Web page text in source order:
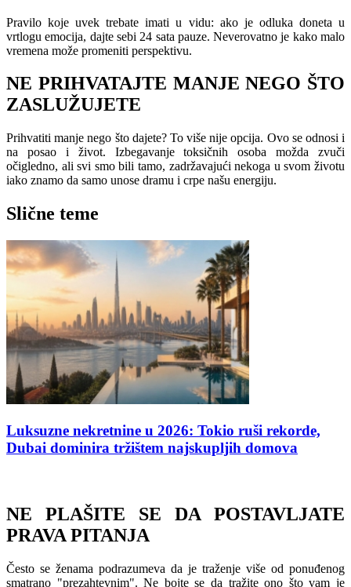
Pravilo koje uvek trebate imati u vidu: ako je odluka doneta u
vrtlogu emocija, dajte sebi 24 sata pauze. Neverovatno je kako malo
vremena može promeniti perspektivu.
NE PRIHVATAJTE MANJE NEGO ŠTO
ZASLUŽUJETE
Prihvatiti manje nego što dajete? To više nije opcija. Ovo se odnosi i
na posao i život. Izbegavanje toksičnih osoba možda zvuči
očigledno, ali svi smo bili tamo, zadržavajući nekoga u svom životu
iako znamo da samo unose dramu i crpe našu energiju.
Slične teme
Luksuzne nekretnine u 2026: Tokio ruši rekorde,
Dubai dominira tržištem najskupljih domova
NE PLAŠITE SE DA POSTAVLJATE
PRAVA PITANJA
Često se ženama podrazumeva da je traženje više od ponuđenog
smatrano "prezahtevnim". Ne bojte se da tražite ono što vam je